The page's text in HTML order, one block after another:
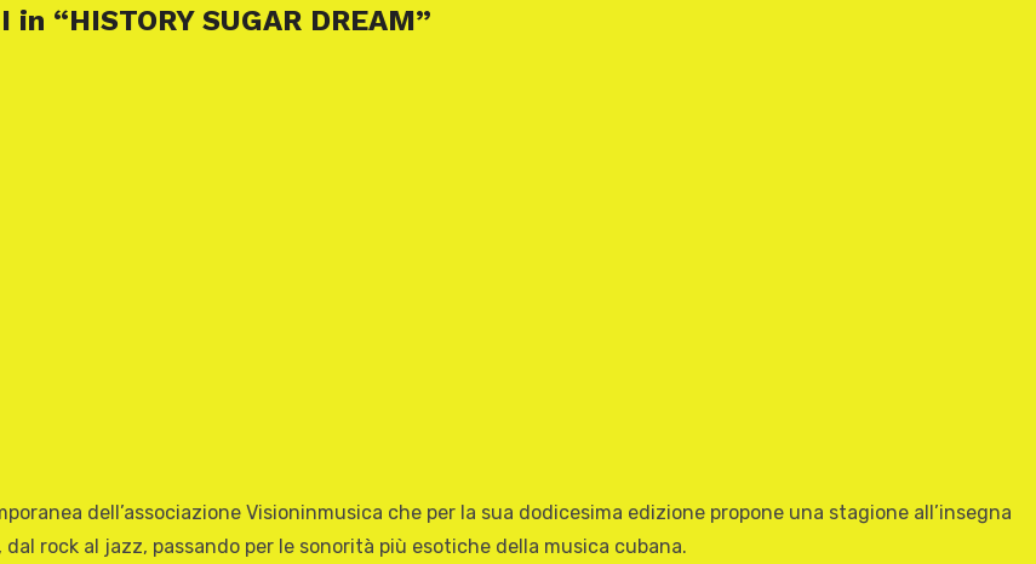
“HISTORY SUGAR DREAM”
dell’associazione Visioninmusica che per la sua dodicesima edizione propone una stagione all’insegna
rock al jazz, passando per le sonorità più esotiche della musica cubana.